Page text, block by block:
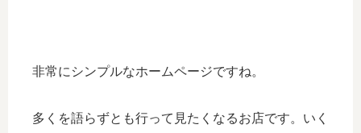
非常にシンプルなホームページですね。
多くを語らずとも行って見たくなるお店です。いく